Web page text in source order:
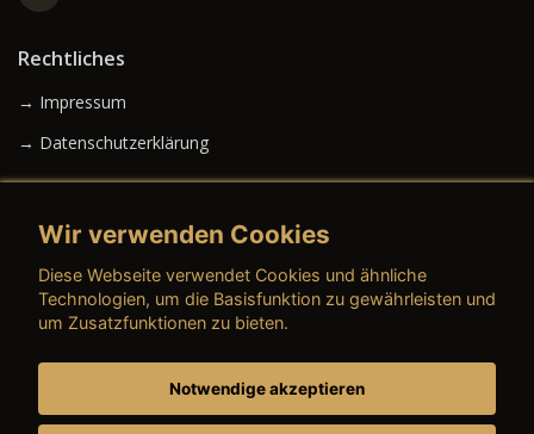
Rechtliches
→ Impressum
→ Datenschutzerklärung
→ AGB (Gebrauchtwagen)
Wir verwenden Cookies
Diese Webseite verwendet Cookies und ähnliche
Technologien, um die Basisfunktion zu gewährleisten und
um Zusatzfunktionen zu bieten.
Notwendige akzeptieren